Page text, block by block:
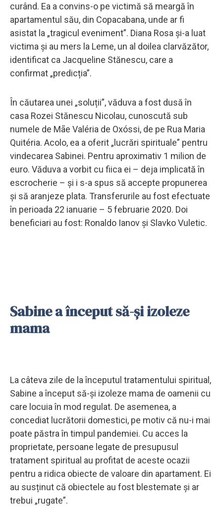
curând. Ea a convins-o pe victimă să meargă în
apartamentul său, din Copacabana, unde ar fi
asistat la „tragicul eveniment”. Diana Rosa și-a luat
victima și au mers la Leme, un al doilea clarvăzător,
identificat ca Jacqueline Stănescu, care a
confirmat „predicția”.
În căutarea unei „soluții”, văduva a fost dusă în
casa Rozei Stănescu Nicolau, cunoscută sub
numele de Mãe Valéria de Oxóssi, de pe Rua Maria
Quitéria. Acolo, ea a oferit „lucrări spirituale” pentru
vindecarea Sabinei. Pentru aproximativ 1 milion de
euro. Văduva a vorbit cu fiica ei – deja implicată în
escrocherie – și i s-a spus să accepte propunerea
și să aranjeze plata. Transferurile au fost efectuate
în perioada 22 ianuarie – 5 februarie 2020. Doi
beneficiari au fost: Ronaldo Ianov și Slavko Vuletic.
Sabine a început să-și izoleze
mama
La câteva zile de la începutul tratamentului spiritual,
Sabine a început să-și izoleze mama de oamenii cu
care locuia în mod regulat. De asemenea, a
concediat lucrătorii domestici, pe motiv că nu-i mai
poate păstra în timpul pandemiei. Cu acces la
proprietate, persoane legate de presupusul
tratament spiritual au profitat de aceste ocazii
pentru a ridica obiecte de valoare din apartament. Ei
au susținut că obiectele au fost blestemate și ar
trebui „rugate”.